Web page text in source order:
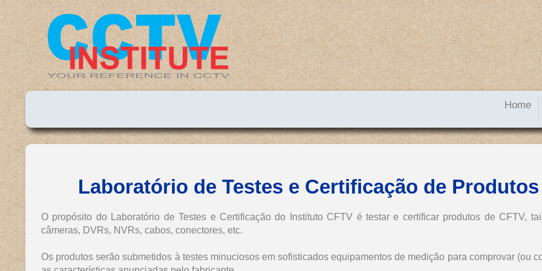
HomeHome
Laboratório de Testes e Certificação de Produtos
O propósito do Laboratório de Testes e Certificação do Instituto CFTV é testar e certificar produtos de CFTV,
câmeras, DVRs, NVRs, cabos, conectores, etc.
Os produtos serão submetidos à testes minuciosos em sofisticados equipamentos de medição para comprovar (ou